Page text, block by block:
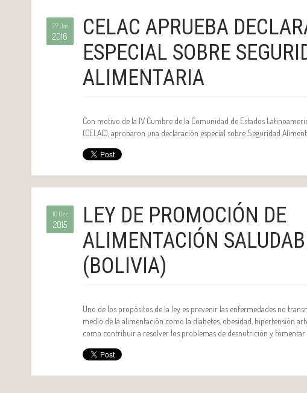
27 Jan
2016
CELAC APRUEBA
ESPECIAL SOBRE
ALIMENTARIA
Con motivo de la IV Cumbre de la Comunidad de Estados
(CELAC), aprobaron una declaración especial sobre Seguridad
10 Dec
2015
LEY DE PROMOCIÓN DE
ALIMENTACIÓN
(BOLIVIA)
Uno de los propósitos de la ley es prevenir las enfermedades no
medio de la alimentación como la diabetes, obesidad, hipertensión
como contribuir a resolver los problemas de desnutrición y fomentar